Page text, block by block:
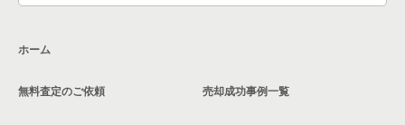
ホーム
無料査定のご依頼 売却成功事例一覧